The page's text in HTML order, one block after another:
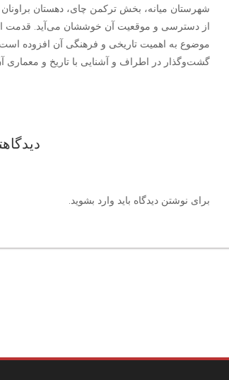
شهرستان میانه، بخش ترکمن چای، دهستان براونان
از دسترسی و موقعیت آن خوششان می‌آید. قدمت
موضوع به اهمیت تاریخی و فرهنگی آن افزوده است.
گشت‌وگذار در اطراف و آشنایی با تاریخ و معماری
برای نوشتن دیدگاه باید وارد بشوید